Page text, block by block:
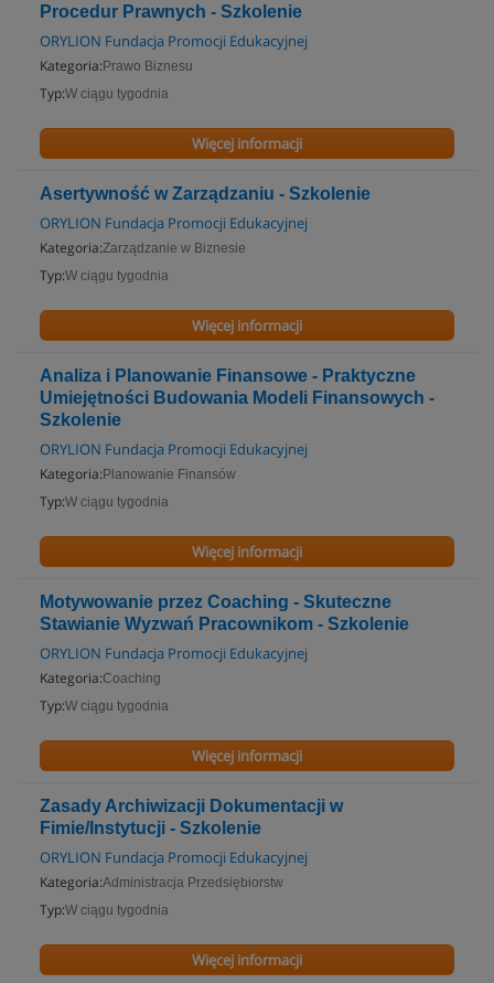
Procedur Prawnych - Szkolenie
ORYLION Fundacja Promocji Edukacyjnej
Kategoria: Prawo Biznesu
Typ:W ciągu tygodnia
Więcej informacji
Asertywność w Zarządzaniu - Szkolenie
ORYLION Fundacja Promocji Edukacyjnej
Kategoria:Zarządzanie w Biznesie
Typ:W ciągu tygodnia
Więcej informacji
Analiza i Planowanie Finansowe - Praktyczne
Umiejętności Budowania Modeli Finansowych -
Szkolenie
ORYLION Fundacja Promocji Edukacyjnej
Kategoria: Planowanie Finansów
Typ:W ciągu tygodnia
Więcej informacji
Motywowanie przez Coaching - Skuteczne
Stawianie Wyzwań Pracownikom - Szkolenie
ORYLION Fundacja Promocji Edukacyjnej
Kategoria:Coaching
Typ:W ciągu tygodnia
Więcej informacji
Zasady Archiwizacji Dokumentacji w
Fimie/Instytucji - Szkolenie
ORYLION Fundacja Promocji Edukacyjnej
Kategoria:Administracja Przedsiębiorstw
Typ:W ciągu tygodnia
Więcej informacji